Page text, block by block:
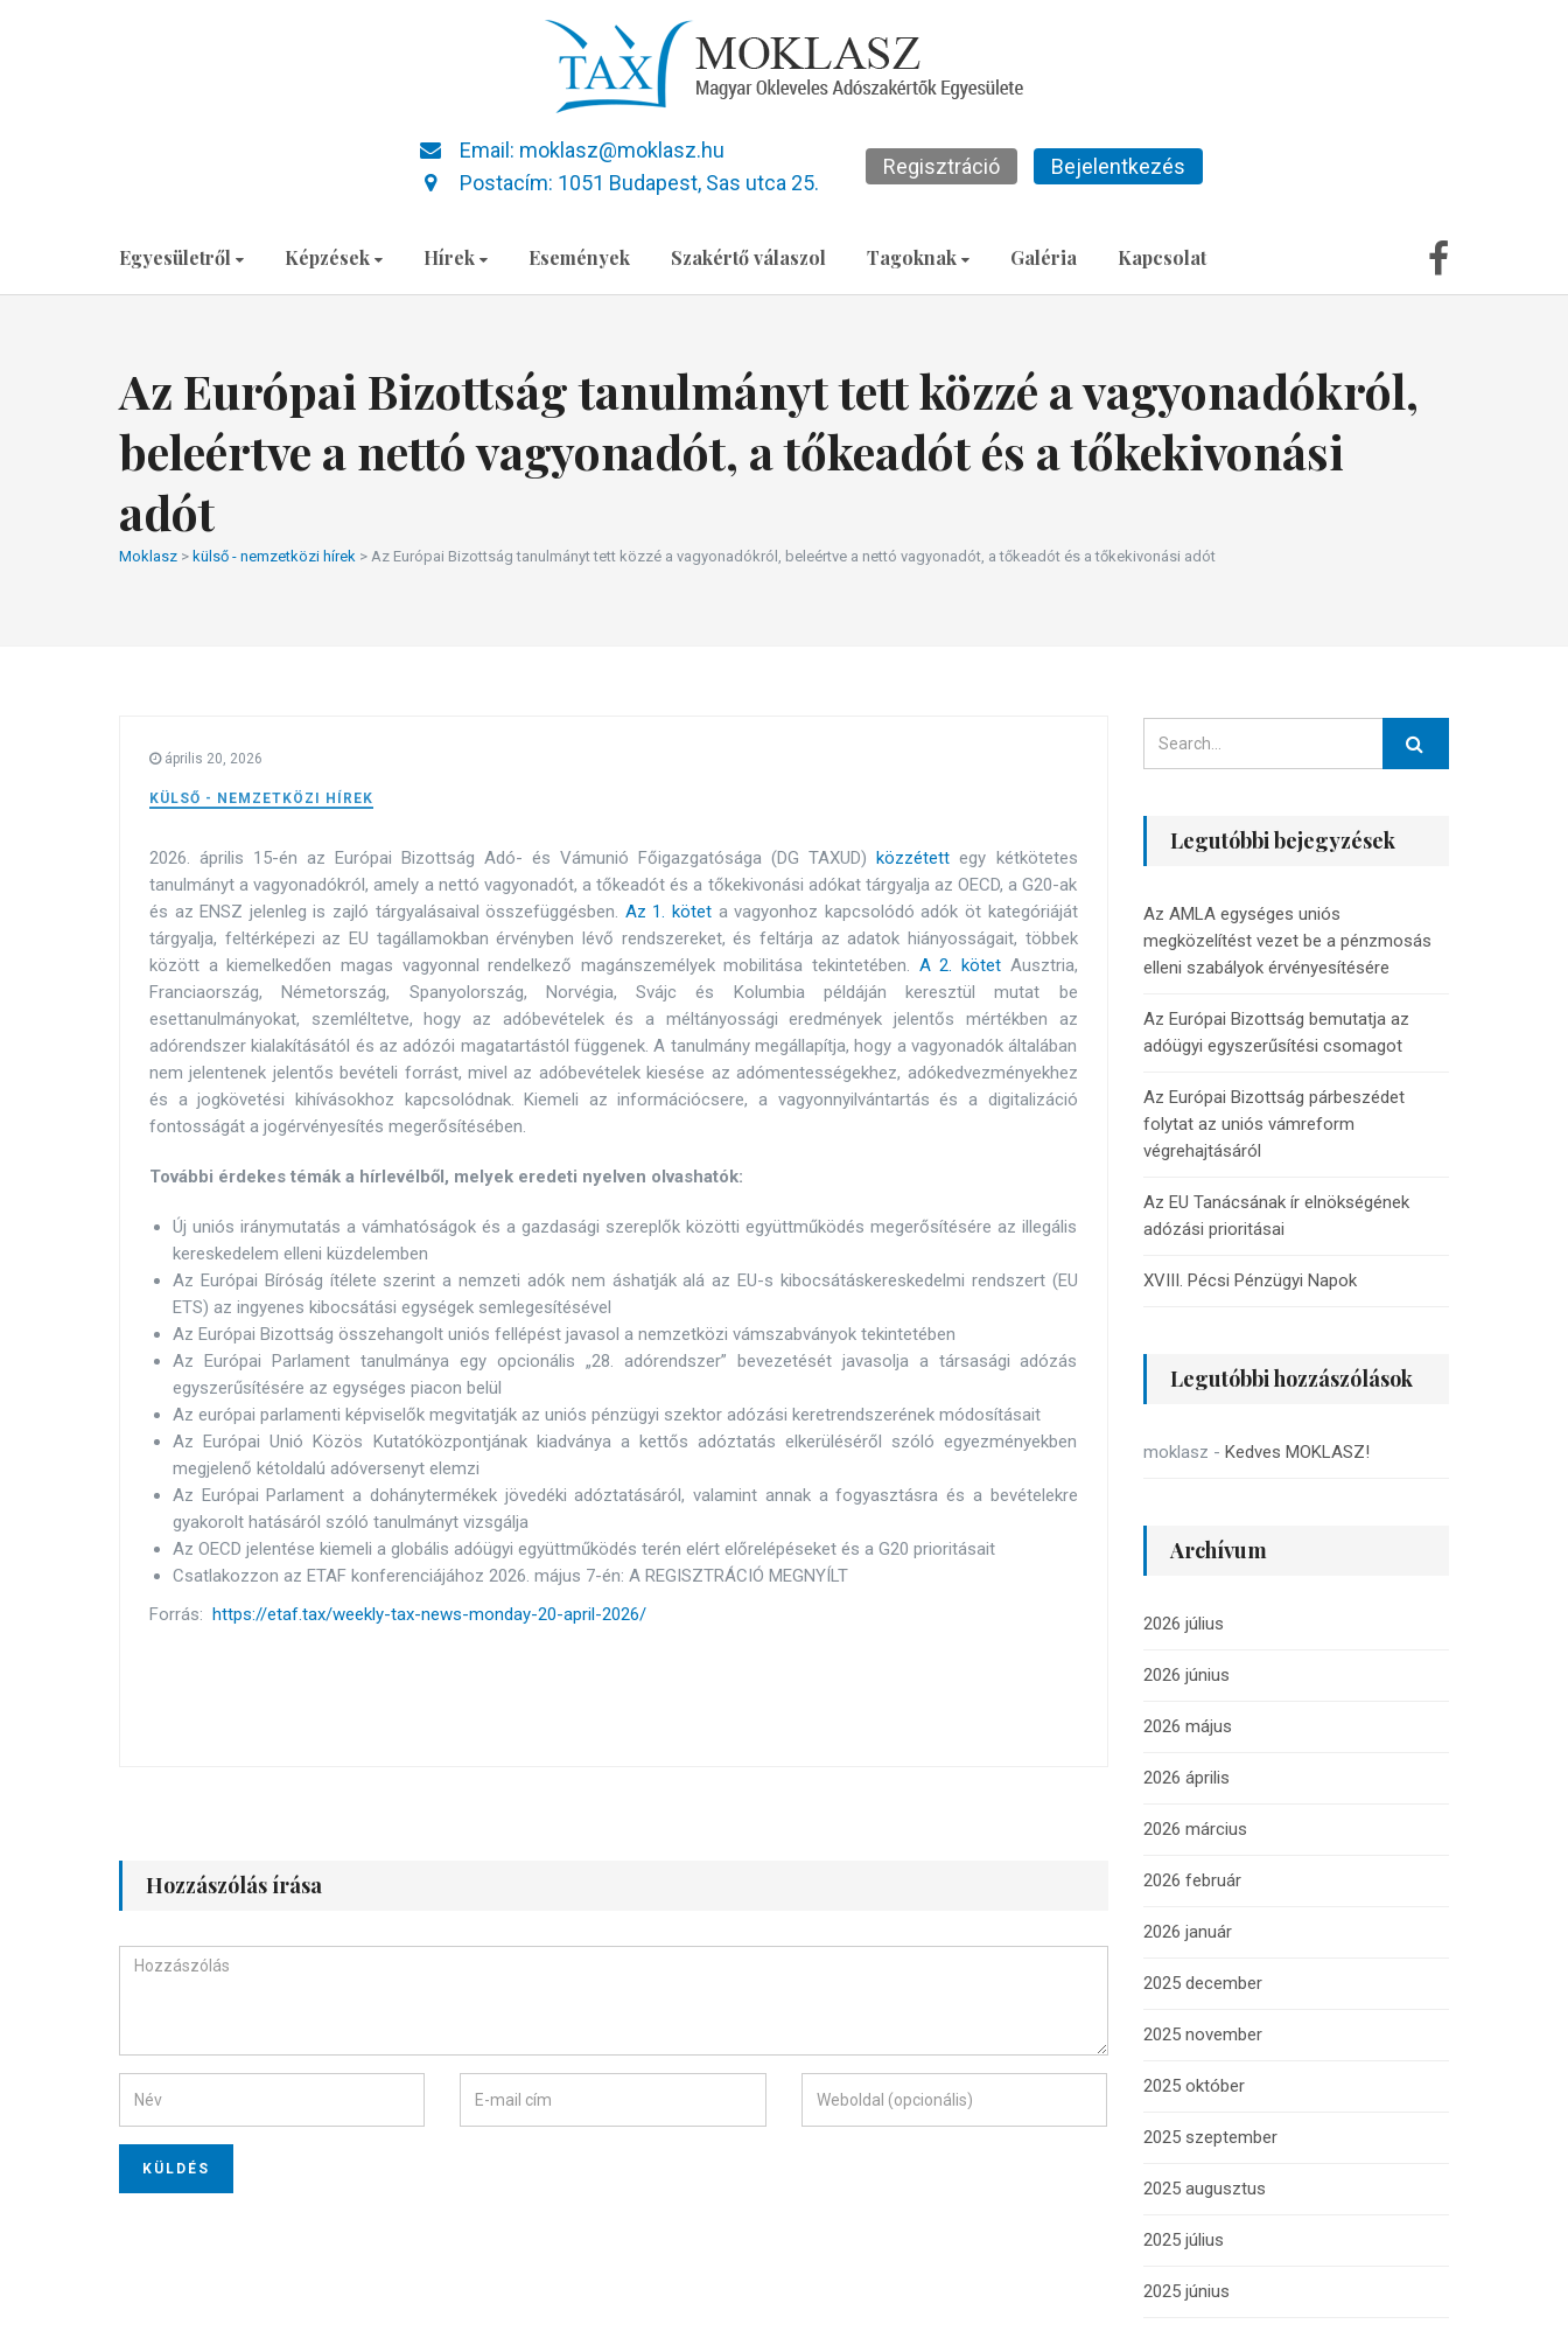
Email: moklasz@moklasz.hu
Postacím: 1051 Budapest, Sas utca 25.
Regisztráció Bejelentkezés
Egyesületről Képzések Hírek Események Szakértő válaszol Tagoknak Galéria Kapcsolat
Az Európai Bizottság tanulmányt tett közzé a vagyonadókról,
beleértve a nettó vagyonadót, a tőkeadót és a tőkekivonási
adót
Moklasz > külső - nemzetközi hírek > Az Európai Bizottság tanulmányt tett közzé a vagyonadókról, beleértve a nettó vagyonadót, a tőkeadót és a tőkekivonási adót
április 20, 2026
KÜLSŐ - NEMZETKÖZI HÍREK
2026. április 15-én az Európai Bizottság Adó- és Vámunió Főigazgatósága (DG TAXUD)közzétett egy kétkötetes
tanulmányt a vagyonadókról, amely a nettó vagyonadót, a tőkeadót és a tőkekivonási adókat tárgyalja az OECD, a G20-ak
és az ENSZ jelenleg is zajló tárgyalásaival összefüggésben. Az 1. köteta vagyonhoz kapcsolódó adók öt kategóriáját
tárgyalja, feltérképezi az EU tagállamokban érvényben lévő rendszereket, és feltárja az adatok hiányosságait, többek
között a kiemelkedően magas vagyonnal rendelkező magánszemélyek mobilitása tekintetében. A 2. kötetAusztria,
Franciaország, Németország, Spanyolország, Norvégia, Svájc és Kolumbia példáján keresztül mutat be
esettanulmányokat, szemléltetve, hogy az adóbevételek és a méltányossági eredmények jelentős mértékben az
adórendszer kialakításától és az adózói magatartástól függenek. A tanulmány megállapítja, hogy a vagyonadók általában
nem jelentenek jelentős bevételi forrást, mivel az adóbevételek kiesése az adómentességekhez, adókedvezményekhez
és a jogkövetési kihívásokhoz kapcsolódnak. Kiemeli az információcsere, a vagyonnyilvántartás és a digitalizáció
fontosságát a jogérvényesítés megerősítésében.
További érdekes témák a hírlevélből, melyek eredeti nyelven olvashatók:
Új uniós iránymutatás a vámhatóságok és a gazdasági szereplők közötti együttműködés megerősítésére az illegális
kereskedelem elleni küzdelemben
Az Európai Bíróság ítélete szerint a nemzeti adók nem áshatják alá az EU-s kibocsátáskereskedelmi rendszert (EU
ETS) az ingyenes kibocsátási egységek semlegesítésével
Az Európai Bizottság összehangolt uniós fellépést javasol a nemzetközi vámszabványok tekintetében
Az Európai Parlament tanulmánya egy opcionális „28. adórendszer” bevezetését javasolja a társasági adózás
egyszerűsítésére az egységes piacon belül
Az európai parlamenti képviselők megvitatják az uniós pénzügyi szektor adózási keretrendszerének módosításait
Az Európai Unió Közös Kutatóközpontjának kiadványa a kettős adóztatás elkerüléséről szóló egyezményekben
megjelenő kétoldalú adóversenyt elemzi
Az Európai Parlament a dohánytermékek jövedéki adóztatásáról, valamint annak a fogyasztásra és a bevételekre
gyakorolt hatásáról szóló tanulmányt vizsgálja
Az OECD jelentése kiemeli a globális adóügyi együttműködés terén elért előrelépéseket és a G20 prioritásait
Csatlakozzon az ETAF konferenciájához 2026. május 7-én: A REGISZTRÁCIÓ MEGNYÍLT
Forrás: https://etaf.tax/weekly-tax-news-monday-20-april-2026/
Hozzászólás írása
Legutóbbi bejegyzések
Az AMLA egységes uniós
megközelítést vezet be a pénzmosás
elleni szabályok érvényesítésére
Az Európai Bizottság bemutatja az
adóügyi egyszerűsítési csomagot
Az Európai Bizottság párbeszédet
folytat az uniós vámreform
végrehajtásáról
Az EU Tanácsának ír elnökségének
adózási prioritásai
XVIII. Pécsi Pénzügyi Napok
Legutóbbi hozzászólások
moklasz - Kedves MOKLASZ!
Archívum
2026 július
2026 június
2026 május
2026 április
2026 március
2026 február
2026 január
2025 december
2025 november
2025 október
2025 szeptember
2025 augusztus
2025 július
2025 június